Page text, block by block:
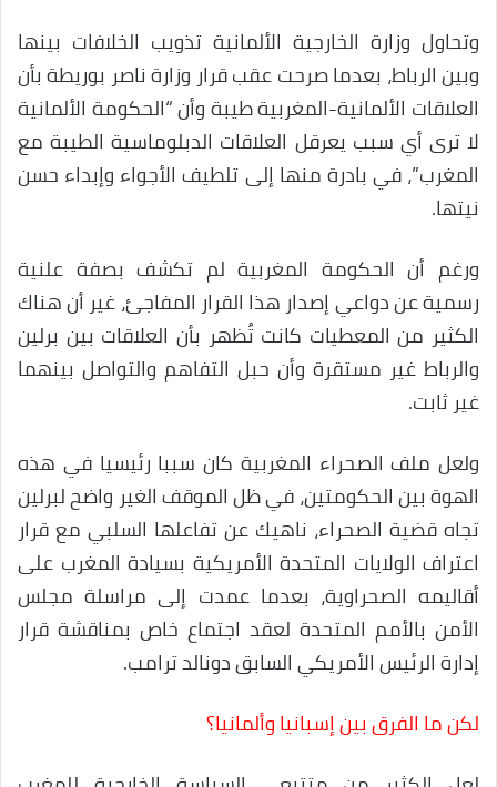
وتحاول وزارة الخارجية الألمانية تذويب الخلافات بينها
وبين الرباط، بعدما صرحت عقب قرار وزارة ناصر بوريطة بأن
العلاقات الألمانية-المغربية طيبة وأن “الحكومة الألمانية
لا ترى أي سبب يعرقل العلاقات الدبلوماسية الطيبة مع
المغرب”، في بادرة منها إلى تلطيف الأجواء وإبداء حسن
نيتها.
ورغم أن الحكومة المغربية لم تكشف بصفة علنية
رسمية عن دواعي إصدار هذا القرار المفاجئ، غير أن هناك
الكثير من المعطيات كانت تُظهر بأن العلاقات بين برلين
والرباط غير مستقرة وأن حبل التفاهم والتواصل بينهما
غير ثابت.
ولعل ملف الصحراء المغربية كان سببا رئيسيا في هذه
الهوة بين الحكومتين، في ظل الموقف الغير واضح لبرلين
تجاه قضية الصحراء، ناهيك عن تفاعلها السلبي مع قرار
اعتراف الولايات المتحدة الأمريكية بسيادة المغرب على
أقاليمه الصحراوية، بعدما عمدت إلى مراسلة مجلس
الأمن بالأمم المتحدة لعقد اجتماع خاص بمناقشة قرار
إدارة الرئيس الأمريكي السابق دونالد ترامب.
لكن ما الفرق بين إسبانيا وألمانيا؟